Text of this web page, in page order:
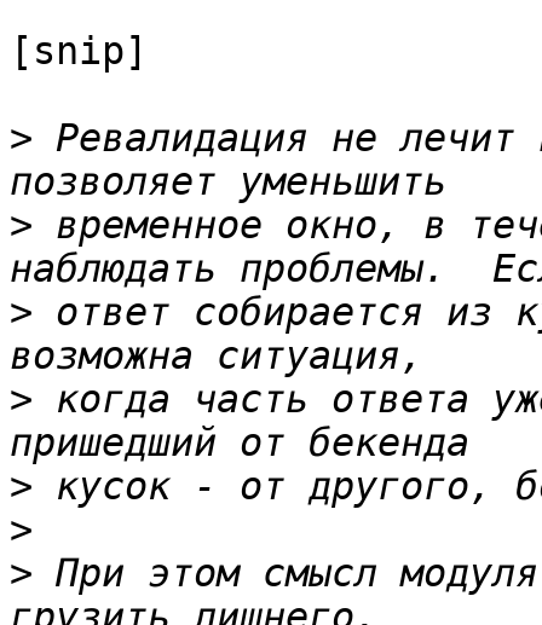
[snip]
> Ревалидация не
> временное окно, в
> ответ собирается из
> когда часть ответа
>
>
> При этом смысл